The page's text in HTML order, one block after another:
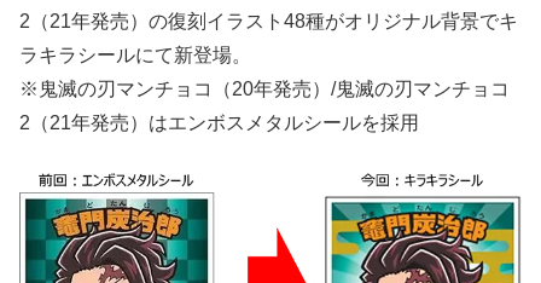
2（21年発売）の復刻イラスト48種がオリジナル背景でキ
ラキラシールにて新登場。
※鬼滅の刃マンチョコ（20年発売）/鬼滅の刃マンチョコ
2（21年発売）はエンボスメタルシールを採用